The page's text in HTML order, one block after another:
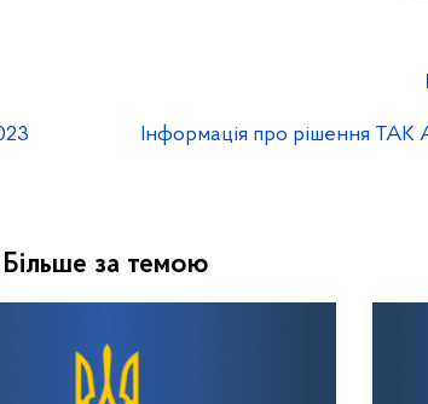
Інформація про рішення ТАК
Більше за темою